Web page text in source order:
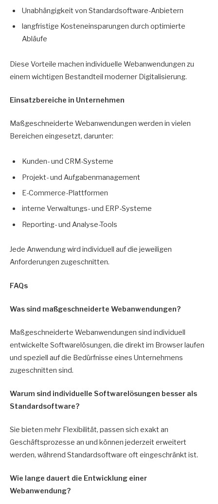
Unabhängigkeit von Standardsoftware-Anbietern
langfristige Kosteneinsparungen durch optimierte
Abläufe
Diese Vorteile machen individuelle Webanwendungen zu
einem wichtigen Bestandteil moderner Digitalisierung.
Einsatzbereiche in Unternehmen
Maßgeschneiderte Webanwendungen werden in vielen
Bereichen eingesetzt, darunter:
Kunden- und CRM-Systeme
Projekt- und Aufgabenmanagement
E-Commerce-Plattformen
interne Verwaltungs- und ERP-Systeme
Reporting- und Analyse-Tools
Jede Anwendung wird individuell auf die jeweiligen
Anforderungen zugeschnitten.
FAQs
Was sind maßgeschneiderte Webanwendungen?
Maßgeschneiderte Webanwendungen sind individuell
entwickelte Softwarelösungen, die direkt im Browser laufen
und speziell auf die Bedürfnisse eines Unternehmens
zugeschnitten sind.
Warum sind individuelle Softwarelösungen besser als
Standardsoftware?
Sie bieten mehr Flexibilität, passen sich exakt an
Geschäftsprozesse an und können jederzeit erweitert
werden, während Standardsoftware oft eingeschränkt ist.
Wie lange dauert die Entwicklung einer
Webanwendung?